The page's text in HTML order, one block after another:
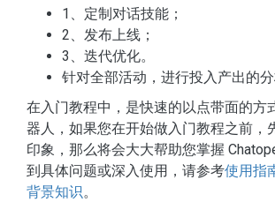
1、定制对话技能；
2、发布上线；
3、迭代优化。
针对全部活动，进行投入产出的分
在入门教程中，是快速的以点带面的方
器人，如果您在开始做入门教程之前，
印象，那么将会大大帮助您掌握
到具体问题或深入使用，请参考使用指
背景知识。